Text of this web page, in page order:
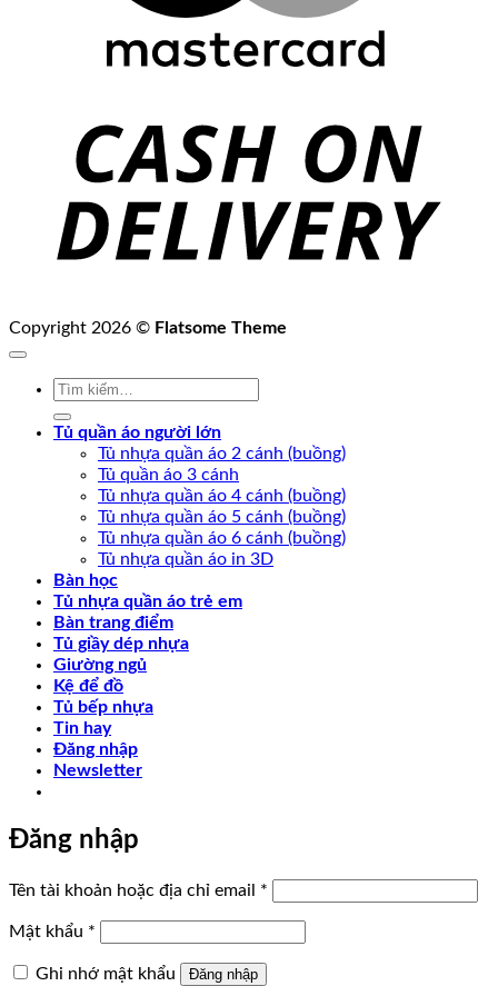
Copyright 2026 © Flatsome Theme
Tìm
Tủ quần áo người lớn
Tủ nhựa quần áo 2 cánh (buồng)
Tủ quần áo 3 cánh
Tủ nhựa quần áo 4 cánh (buồng)
Tủ nhựa quần áo 5 cánh (buồng)
Tủ nhựa quần áo 6 cánh (buồng)
Tủ nhựa quần áo in 3D
Bàn học
Tủ nhựa quần áo trẻ em
Bàn trang điểm
Tủ giầy dép nhựa
Giường ngủ
Kệ để đồ
Tủ bếp nhựa
Tin hay
Đăng nhập
Newsletter
Đăng nhập
Tên tài khoản hoặc địa chỉ email *
Mật khẩu *
Ghi nhớ mật khẩu
Đăng nhập